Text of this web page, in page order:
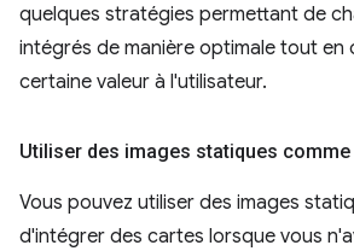
quelques stratégies permettant de
intégrés de manière optimale tout en
certaine valeur à l'utilisateur.
Utiliser des images statiques
Vous pouvez utiliser des images
d'intégrer des cartes lorsque vous